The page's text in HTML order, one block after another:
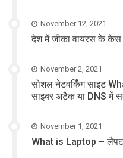
November 12, 2021
देश में जीका वायरस के केस
November 2, 2021
सोशल नेटवर्किंग साइट
साइबर अटैक या DNS में
November 1, 2021
What is Laptop –